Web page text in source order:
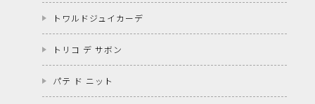
トワルドジュイカーデ
トリコ デ サボン
パテ ド ニット